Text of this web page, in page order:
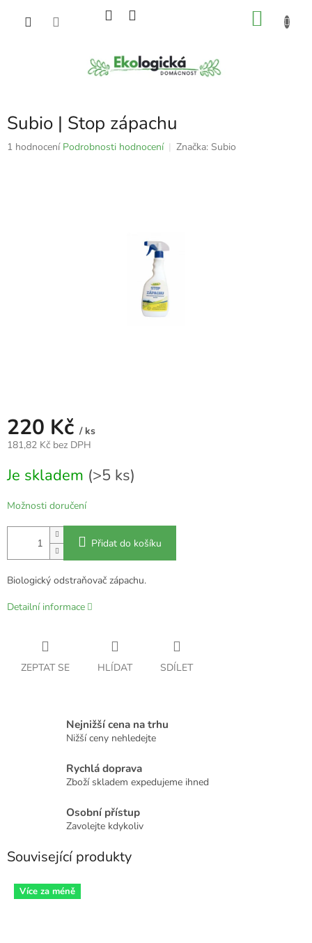
Subio | Stop zápachu
Průměrné
1 hodnocení Podrobnosti hodnocení Značka: Subio
220 Kč / ks
181,82 Kč bez DPH
cena:
Je skladem (>5 ks)
Možnosti doručení
Přidat do košíku
Biologický odstraňovač zápachu.
Detailní informace
ZEPTAT SE HLÍDAT SDÍLET
Nejnižší cena na trhu
Nižší ceny nehledejte
Rychlá doprava
Zboží skladem expedujeme ihned
Osobní přístup
Zavolejte kdykoliv
Související produkty
Více za méně